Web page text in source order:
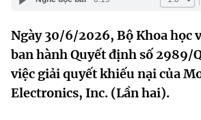
Giới thiệu
Chức năng nhiệm vụ
Cơ cấu tổ chức
Tin tức sự kiện
Khoa học và Công nghệ
Dịch vụ công
Hệ thống văn bản
Ngày 30/6/2026, Bộ Khoa học
ban hành Quyết định số 2989/
việc giải quyết khiếu nại của
Electronics, Inc. (Lần hai).